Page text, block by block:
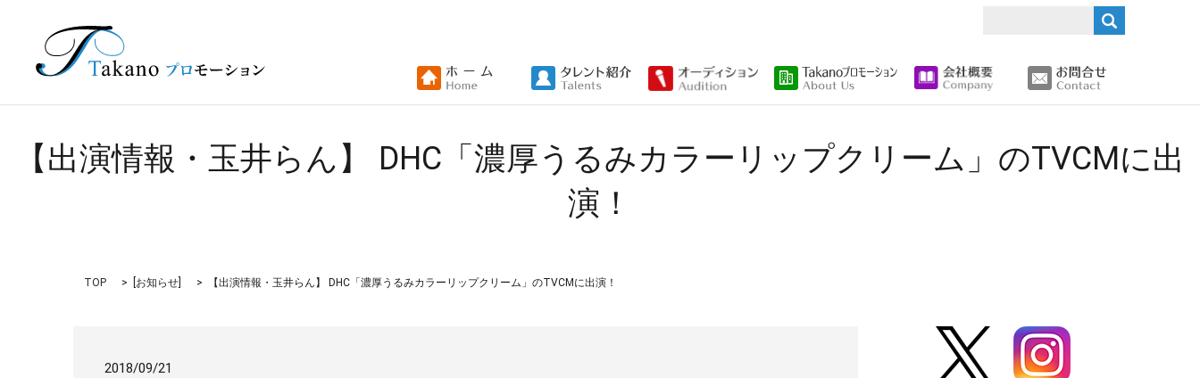
【出演情報・玉井らん】 DHC「濃厚うるみカラーリップクリーム」のTVCMに出
演！
TOP お知らせ 【出演情報・玉井らん】 DHC「濃厚うるみカラーリップクリーム」のTVCMに出演！
2018/09/21